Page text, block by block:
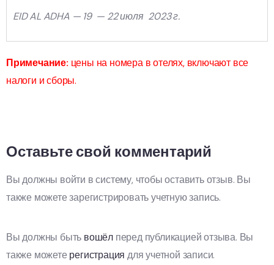
EID AL ADHA — 19 — 22 июля 2023 г.
Примечание: цены на номера в отелях, включают все
налоги и сборы.
Оставьте свой комментарий
Вы должны войти в систему, чтобы оставить отзыв. Вы
также можете зарегистрировать учетную запись.
Вы должны быть вошёл перед публикацией отзыва. Вы
также можете регистрация для учетной записи.